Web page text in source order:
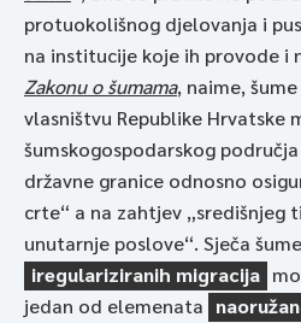
protuokolišnog djelovanja i
na institucije koje ih provode i
Zakonu o šumama, naime,
vlasništvu Republike Hrvatske
šumskogospodarskog
državne granice odnosno
crte“ a na zahtjev „središnjeg
unutarnje poslove“. Sječa
iregulariziranih migracija
jedan od elemenata